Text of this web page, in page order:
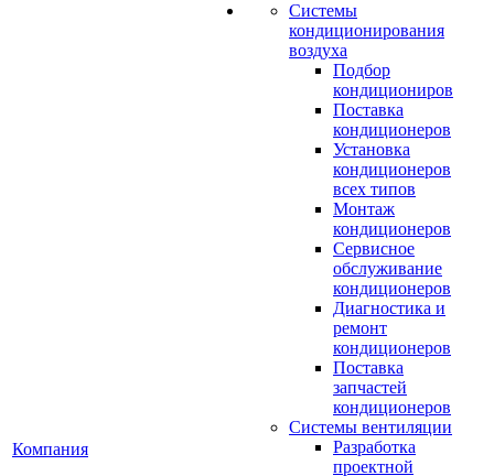
Компания
Системы
кондиционирования
воздуха
Подбор
кондициониров
Поставка
кондиционеров
Установка
кондиционеров
всех типов
Монтаж
кондиционеров
Сервисное
обслуживание
кондиционеров
Диагностика и
ремонт
кондиционеров
Поставка
запчастей
кондиционеров
Системы вентиляции
Разработка
проектной